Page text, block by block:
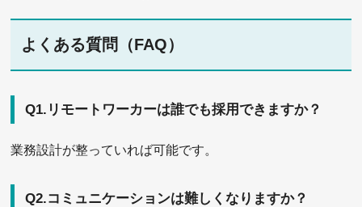
よくある質問（FAQ）
Q1.リモートワーカーは誰でも採用できますか？
業務設計が整っていれば可能です。
Q2.コミュニケーションは難しくなりますか？